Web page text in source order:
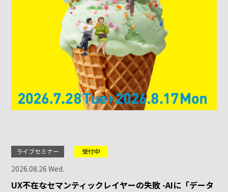
ライブセミナー 受付中
2026.08.26 Wed.
UX不在なセマンティックレイヤーの失敗 -AIに「データ